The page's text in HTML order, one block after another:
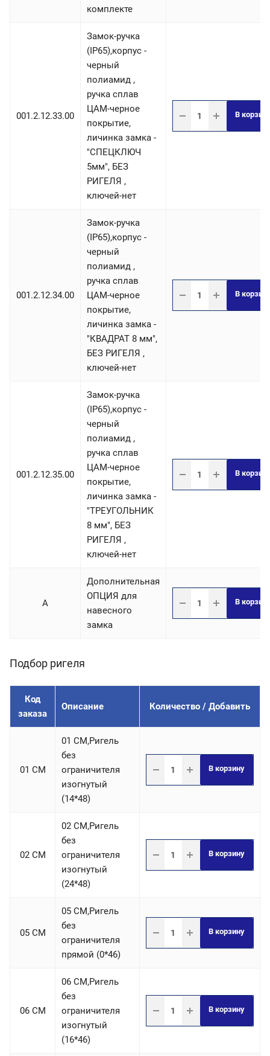
комплекте
001.2.12.33.00
Замок-ручка
(IP65),корпус -
черный
полиамид ,
ручка сплав
ЦАМ-черное
покрытие,
личинка замка -
"СПЕЦКЛЮЧ
5мм", БЕЗ
РИГЕЛЯ ,
ключей-нет
В
001.2.12.34.00
Замок-ручка
(IP65),корпус -
черный
полиамид ,
ручка сплав
ЦАМ-черное
покрытие,
личинка замка -
"КВАДРАТ 8 мм",
БЕЗ РИГЕЛЯ ,
ключей-нет
В
001.2.12.35.00
Замок-ручка
(IP65),корпус -
черный
полиамид ,
ручка сплав
ЦАМ-черное
покрытие,
личинка замка -
"ТРЕУГОЛЬНИК
8 мм", БЕЗ
РИГЕЛЯ ,
ключей-нет
В
A
Дополнительная
ОПЦИЯ для
навесного
замка
В
Подбор ригеля
Код
заказа
Описание Количество / Добавить
01 СM
01 СM,Ригель
без
ограничителя
изогнутый
(14*48)
В корзину
02 СM
02 СM,Ригель
без
ограничителя
изогнутый
(24*48)
В корзину
05 СM
05 СM,Ригель
без
ограничителя
прямой (0*46)
В корзину
06 СM
06 СM,Ригель
без
ограничителя
изогнутый
(16*46)
В корзину